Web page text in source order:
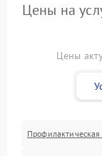
Цены на
Цены
Профилактическая